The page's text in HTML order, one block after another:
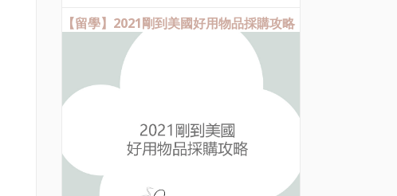
【留學】2021剛到美國好用物品採購攻略